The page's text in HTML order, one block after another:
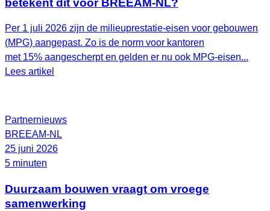
Per 1 juli 2026 zijn de milieuprestatie-eisen voor gebouwen
(MPG) aangepast. Zo is de norm voor kantoren
met 15% aangescherpt en gelden er nu ook MPG-eisen...
Lees artikel
Partnernieuws
BREEAM-NL
25 juni 2026
5 minuten
Duurzaam bouwen vraagt om vroege
samenwerking